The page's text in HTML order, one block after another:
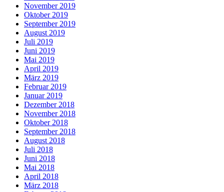
November 2019
Oktober 2019
September 2019
August 2019
Juli 2019
Juni 2019
Mai 2019
April 2019
März 2019
Februar 2019
Januar 2019
Dezember 2018
November 2018
Oktober 2018
September 2018
August 2018
Juli 2018
Juni 2018
Mai 2018
April 2018
März 2018